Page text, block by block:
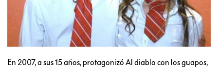
En 2007, a sus 15 años, protagonizó Al diablo con los guapos,